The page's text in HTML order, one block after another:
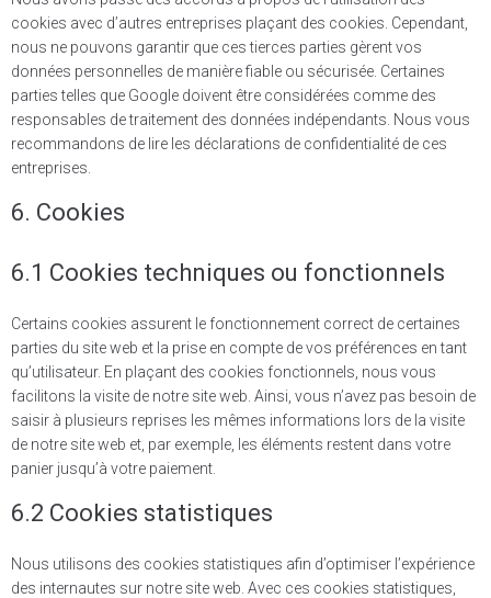
cookies avec d’autres entreprises plaçant des cookies. Cependant,
nous ne pouvons garantir que ces tierces parties gèrent vos
données personnelles de manière fiable ou sécurisée. Certaines
parties telles que Google doivent être considérées comme des
responsables de traitement des données indépendants. Nous vous
recommandons de lire les déclarations de confidentialité de ces
entreprises.
6. Cookies
6.1 Cookies techniques ou fonctionnels
Certains cookies assurent le fonctionnement correct de certaines
parties du site web et la prise en compte de vos préférences en tant
qu’utilisateur. En plaçant des cookies fonctionnels, nous vous
facilitons la visite de notre site web. Ainsi, vous n’avez pas besoin de
saisir à plusieurs reprises les mêmes informations lors de la visite
de notre site web et, par exemple, les éléments restent dans votre
panier jusqu’à votre paiement.
6.2 Cookies statistiques
Nous utilisons des cookies statistiques afin d’optimiser l’expérience
des internautes sur notre site web. Avec ces cookies statistiques,